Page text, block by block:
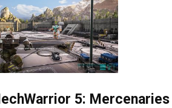
5: Mercenaries